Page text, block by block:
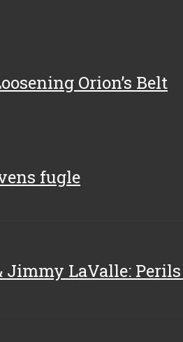
Orion’s Belt
fugle
Jimmy LaValle: